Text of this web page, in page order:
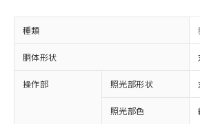
種類
胴体形状
操作部 照光部形状
照光部色